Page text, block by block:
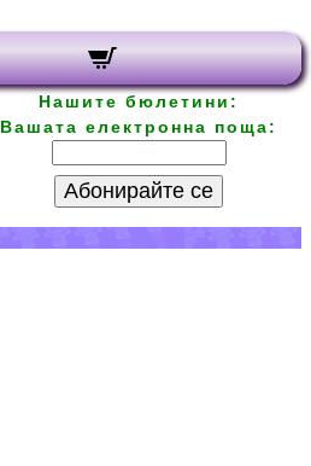
Нашите бюлетини:
Вашата електронна поща:
Абонирайте се